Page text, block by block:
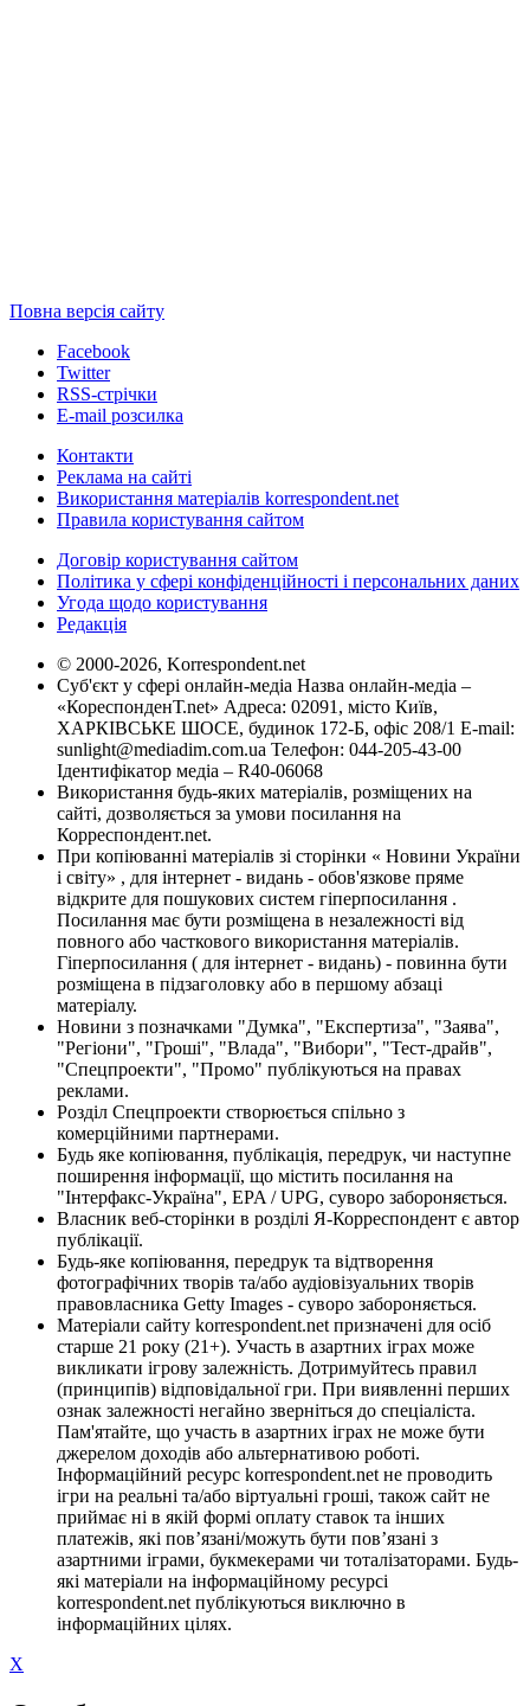
Повна версія сайту
Facebook
Twitter
RSS-стрічки
E-mail розсилка
Контакти
Реклама на сайті
Використання матеріалів korrespondent.net
Правила користування сайтом
Договір користування сайтом
Політика у сфері конфіденційності і персональних даних
Угода щодо користування
Редакція
© 2000-2026, Korrespondent.net
Суб'єкт у сфері онлайн-медіа Назва онлайн-медіа –
«КореспонденТ.net» Адреса: 02091, місто Київ,
ХАРКІВСЬКЕ ШОСЕ, будинок 172-Б, офіс 208/1 E-mail:
sunlight@mediadim.com.ua Телефон: 044-205-43-00
Ідентифікатор медіа – R40-06068
Використання будь-яких матеріалів, розміщених на
сайті, дозволяється за умови посилання на
Корреспондент.net.
При копіюванні матеріалів зі сторінки « Новини України
і світу» , для інтернет - видань - обов'язкове пряме
відкрите для пошукових систем гіперпосилання .
Посилання має бути розміщена в незалежності від
повного або часткового використання матеріалів.
Гіперпосилання ( для інтернет - видань) - повинна бути
розміщена в підзаголовку або в першому абзаці
матеріалу.
Новини з позначками "Думка", "Експертиза", "Заява",
"Регіони", "Гроші", "Влада", "Вибори", "Тест-драйв",
"Спецпроекти", "Промо" публікуються на правах
реклами.
Розділ Спецпроекти створюється спільно з
комерційними партнерами.
Будь яке копіювання, публікація, передрук, чи наступне
поширення інформації, що містить посилання на
"Інтерфакс-Україна", EPA / UPG, суворо забороняється.
Власник веб-сторінки в розділі Я-Корреспондент є автор
публікації.
Будь-яке копіювання, передрук та відтворення
фотографічних творів та/або аудіовізуальних творів
правовласника Getty Images - суворо забороняється.
Матеріали сайту korrespondent.net призначені для осіб
старше 21 року (21+). Участь в азартних іграх може
викликати ігрову залежність. Дотримуйтесь правил
(принципів) відповідальної гри. При виявленні перших
ознак залежності негайно зверніться до спеціаліста.
Пам'ятайте, що участь в азартних іграх не може бути
джерелом доходів або альтернативою роботі.
Інформаційний ресурс korrespondent.net не проводить
ігри на реальні та/або віртуальні гроші, також сайт не
приймає ні в якій формі оплату ставок та інших
платежів, які пов’язані/можуть бути пов’язані з
азартними іграми, букмекерами чи тоталізаторами. Будь-
які матеріали на інформаційному ресурсі
korrespondent.net публікуються виключно в
інформаційних цілях.
X